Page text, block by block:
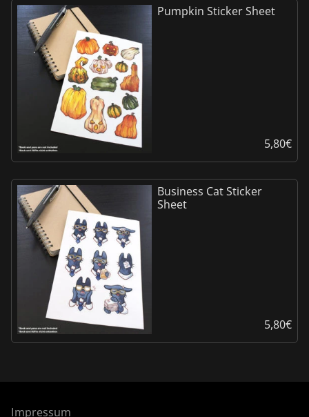
Pumpkin Sticker Sheet
5,80€
Business Cat Sticker
Sheet
5,80€
Impressum